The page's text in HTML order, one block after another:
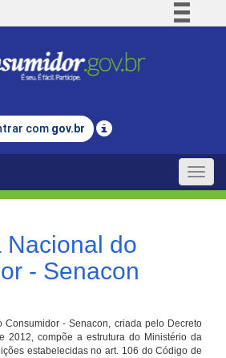
Comunica BR
Legislação
com gov.br
Toggle
Nacional do
- Senacon
Consumidor - Senacon, criada pelo Decreto
2012, compõe a estrutura do Ministério da
estabelecidas no art. 106 do Código de